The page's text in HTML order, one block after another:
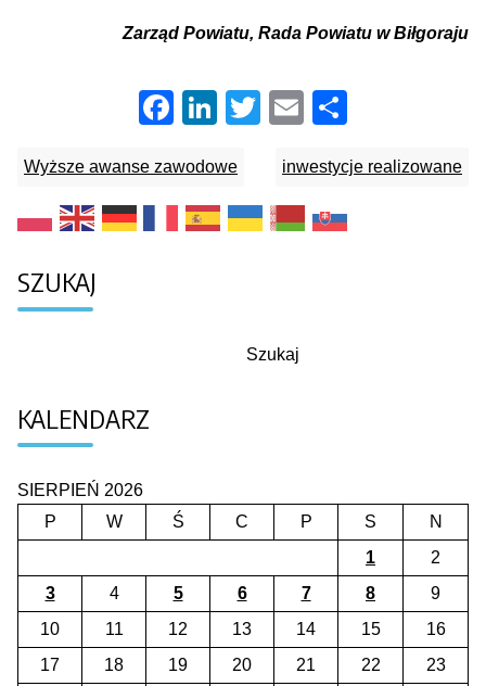
Zarząd Powiatu, Rada Powiatu w Biłgoraju
Facebook
LinkedIn
TwitterEmail
Wyższe awanse zawodowe inwestycje realizowane
SZUKAJ
Szukaj
KALENDARZ
SIERPIEŃ 2026
P
W Ś C P S
N
1
2
3
4 5 6 7 8
9
10
11 12 13 14 15
16
17
18 19 20 21 22 23